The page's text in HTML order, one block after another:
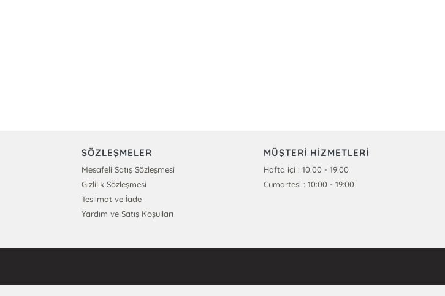
SÖZLEŞMELER
Mesafeli Satış Sözleşmesi
Gizlilik Sözleşmesi
Teslimat ve İade
Yardım ve Satış Koşulları
MÜŞTERİ HİZMETLERİ
Hafta içi : 10:00 - 19:00
Cumartesi : 10:00 - 19:00